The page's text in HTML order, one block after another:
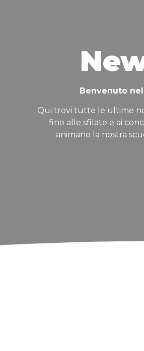
Benvenuto
Qui trovi tutte le ultime
fino alle sfilate e ai
animano la nostra